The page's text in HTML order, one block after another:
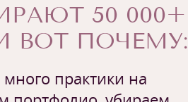
50 000+
ВОТ ПОЧЕМУ:
практики на